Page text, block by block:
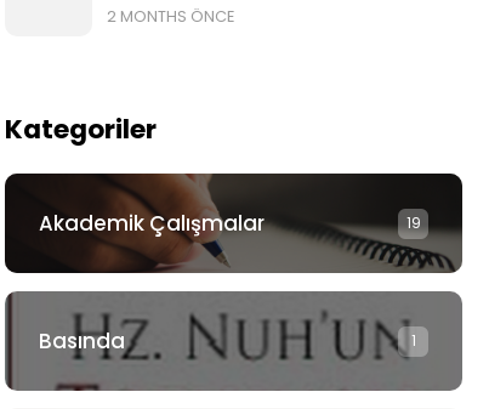
2 MONTHS ÖNCE
Kategoriler
Akademik Çalışmalar 19
Basında 1